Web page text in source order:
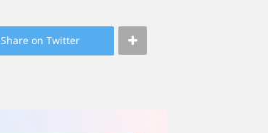
Share on Twitter